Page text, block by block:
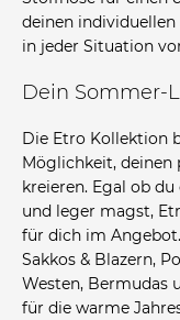
deinen
in jeder Situation
Dein Sommer-
Die Etro Kollektion
Möglichkeit, deinen
kreieren. Egal ob
und leger magst,
für dich im
Sakkos & Blazern,
Westen, Bermudas
für die warme